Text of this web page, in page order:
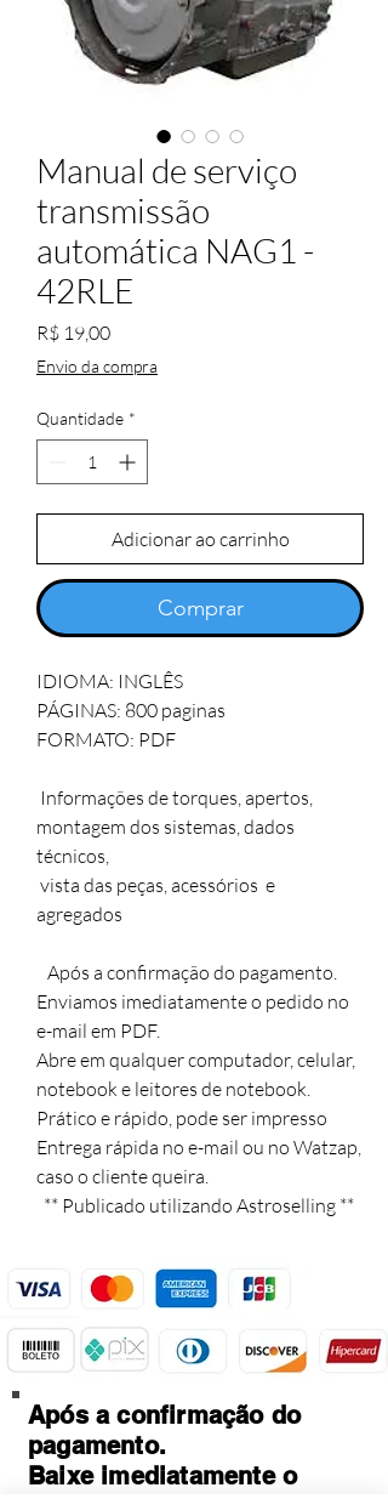
Manual de serviço
transmissão
automática NAG1 -
42RLE
R$ 19,00Preço
Envio da compra
Quantidade *
Adicionar ao carrinho
Comprar
IDIOMA: INGLÊS
PÁGINAS: 800 paginas
FORMATO: PDF
Informações de torques, apertos,
montagem dos sistemas, dados
técnicos,
vista das peças, acessórios  e
agregados
Após a confirmação do pagamento.
Enviamos imediatamente o pedido no
e-mail em PDF.
Abre em qualquer computador, celular,
notebook e leitores de notebook.
Prático e rápido, pode ser impresso
Entrega rápida no e-mail ou no Watzap,
caso o cliente queira.
** Publicado utilizando Astroselling **
Após a confirmação do
pagamento.
Baixe imediatamente o